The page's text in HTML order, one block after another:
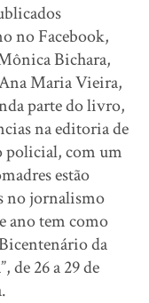
no Facebook,
Bichara,
Maria Vieira,
parte do livro,
na editoria de
policial, com um
estão
no jornalismo
ano tem como
da
de 26 a 29 de